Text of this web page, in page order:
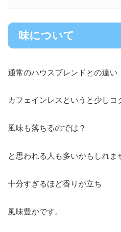
味について
通常のハウスブレンドとの違い
カフェインレスというと少しコ
風味も落ちるのでは？
と思われる人も多いかもしれま
十分すぎるほど香りが立ち
風味豊かです。